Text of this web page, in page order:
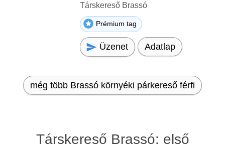
Társkereső Brassó
Prémium tag
Üzenet Adatlap
még több Brassó környéki párkereső férfi
Társkereső Brassó: első